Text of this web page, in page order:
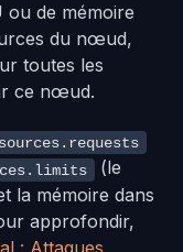
ou de mémoire
du nœud,
toutes les
ce nœud.
(le
la mémoire dans
approfondir,